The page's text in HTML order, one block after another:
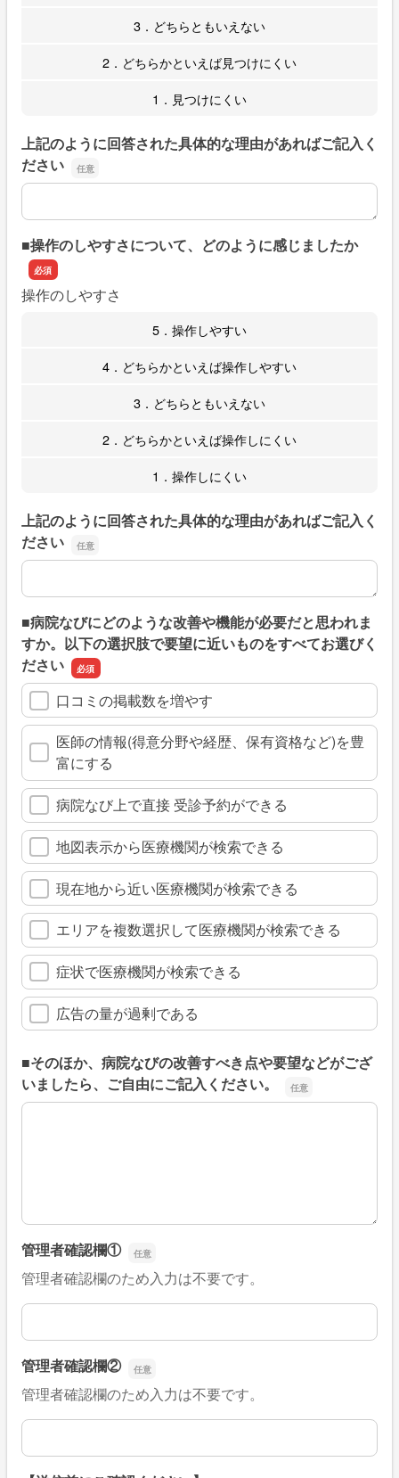
3．どちらともいえない
2．どちらかといえば見つけにくい
1．見つけにくい
上記のように回答された具体的な理由があればご記入く
ださい
上記のように回答された具体的な理由があればご記入くだ
■操作のしやすさについて、どのように感じましたか
操作のしやすさ
5．操作しやすい
4．どちらかといえば操作しやすい
3．どちらともいえない
2．どちらかといえば操作しにくい
1．操作しにくい
上記のように回答された具体的な理由があればご記入く
ださい
上記のように回答された具体的な理由があればご記入くだ
■病院なびにどのような改善や機能が必要だと思われま
すか。以下の選択肢で要望に近いものをすべてお選びく
ださい
口コミの掲載数を増やす
医師の情報(得意分野や経歴、保有資格など)を豊
富にする
病院なび上で直接 受診予約ができる
地図表示から医療機関が検索できる
現在地から近い医療機関が検索できる
エリアを複数選択して医療機関が検索できる
症状で医療機関が検索できる
広告の量が過剰である
■そのほか、病院なびの改善すべき点や要望などがござ
いましたら、ご自由にご記入ください。
■そのほか、病院なびの改善すべき点や要望などがござい
管理者確認欄①
管理者確認欄のため入力は不要です。
管理者確認欄①
管理者確認欄②
管理者確認欄のため入力は不要です。
管理者確認欄②